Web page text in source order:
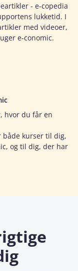
- e-copedia
lukketid. I
med videoer,
e‑conomic.
hvor du får en
både kurser til dig,
og til dig, der har